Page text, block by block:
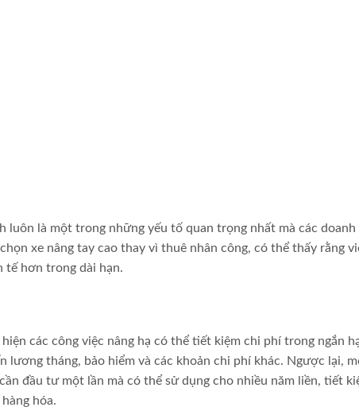
luôn là một trong những yếu tố quan trọng nhất mà các doanh
xe nâng tay cao thay vì thuê nhân công, có thể thấy rằng
tế hơn trong dài hạn.
các công việc nâng hạ có thể tiết kiệm chi phí trong ngắn
lương tháng, bảo hiểm và các khoản chi phí khác. Ngược lại,
đầu tư một lần mà có thể sử dụng cho nhiều năm liền, tiết
hóa.